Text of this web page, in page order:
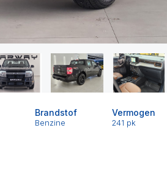
Brandstof
Benzine
Vermogen
241 pk